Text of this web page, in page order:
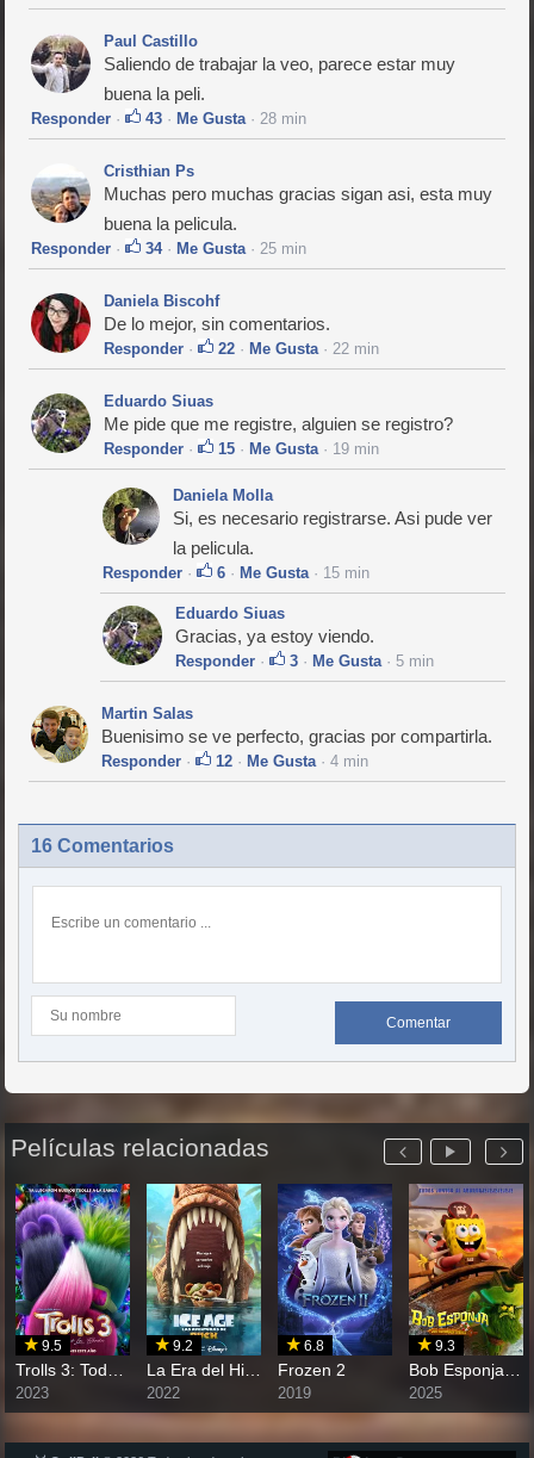
Paul Castillo
Saliendo de trabajar la veo, parece estar muy
buena la peli.
Responder · 43 ·Me Gusta · 28 min
Cristhian Ps
Muchas pero muchas gracias sigan asi, esta muy
buena la pelicula.
Responder · 34·Me Gusta · 25 min
Daniela Biscohf
De lo mejor, sin comentarios.
Responder · 22 ·Me Gusta · 22 min
Eduardo Siuas
Me pide que me registre, alguien se registro?
Responder · 15 ·Me Gusta · 19 min
Daniela Molla
Si, es necesario registrarse. Asi pude ver
la pelicula.
Responder · 6 ·Me Gusta · 15 min
Eduardo Siuas
Gracias, ya estoy viendo.
Responder · 3 ·Me Gusta · 5 min
Martin Salas
Buenisimo se ve perfecto, gracias por compartirla.
Responder · 12 ·Me Gusta · 4 min
16 Comentarios
Comentar
Películas relacionadas
9.5
2023
9.2
La Era del Hielo: Las Aventuras de Scrat
2022
6.8
Frozen 2
2019
9.3
2025